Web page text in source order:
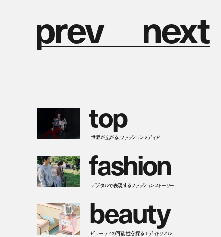
prev next
top
世界が広がる、ファッションメディア
fashion
デジタルで表現するファッションストーリー
beauty
ビューティの可能性を探るエディトリアル